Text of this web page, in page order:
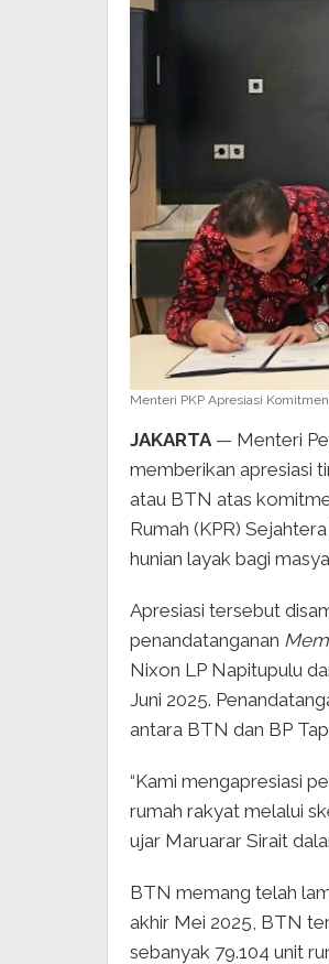
Menteri PKP Apresiasi
JAKARTA — Menteri
memberikan apresiasi
atau BTN atas
Rumah (KPR)
hunian layak bagi
Apresiasi tersebut
penandatanganan
Nixon LP Napitupulu
Juni 2025.
antara BTN dan BP
“Kami mengapresiasi
rumah rakyat melalui
ujar Maruarar Sirait
BTN memang telah
akhir Mei 2025, BTN
sebanyak 79.104 unit